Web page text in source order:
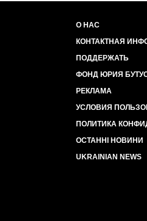
О НАС
КОНТАКТНАЯ
ПОДДЕРЖАТЬ
ФОНД ЮРИЯ
РЕКЛАМА
УСЛОВИЯ
ПОЛИТИКА
ОСТАННІ НОВИНИ
UKRAINIAN NEWS